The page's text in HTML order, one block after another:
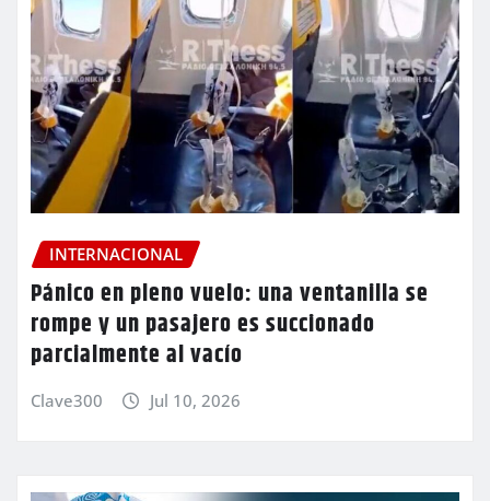
INTERNACIONAL
Pánico en pleno vuelo: una ventanilla se
rompe y un pasajero es succionado
parcialmente al vacío
Clave300 Jul 10, 2026